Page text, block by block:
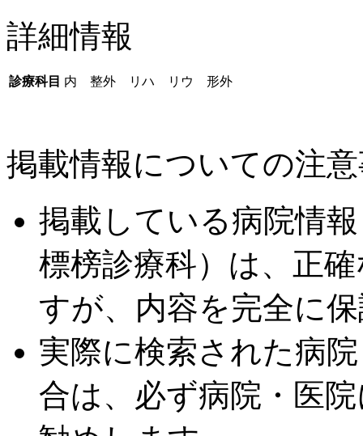
詳細情報
診療科目 内 整外 リハ リウ 形外
掲載情報についての注
掲載している病院情
標榜診療科）は、正
すが、内容を完全に
実際に検索された病
合は、必ず病院・医